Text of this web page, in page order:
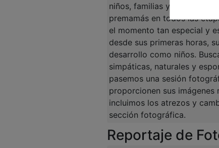
niños, familias y premamás.
premamás en todos las
el momento tan especial y
desde sus primeras horas,
desarrollo como niños.
simpáticas, naturales y
pasemos una sesión
proporcionen sus imágenes
incluimos los atrezos y
sección fotográfica.
Reportaje de